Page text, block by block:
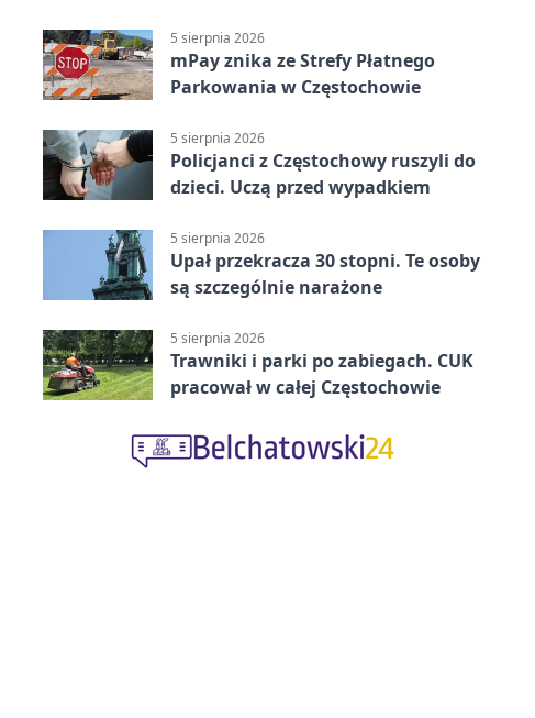
5 sierpnia 2026
mPay znika ze Strefy Płatnego
Parkowania w Częstochowie
5 sierpnia 2026
Policjanci z Częstochowy ruszyli do
dzieci. Uczą przed wypadkiem
5 sierpnia 2026
Upał przekracza 30 stopni. Te osoby
są szczególnie narażone
5 sierpnia 2026
Trawniki i parki po zabiegach. CUK
pracował w całej Częstochowie